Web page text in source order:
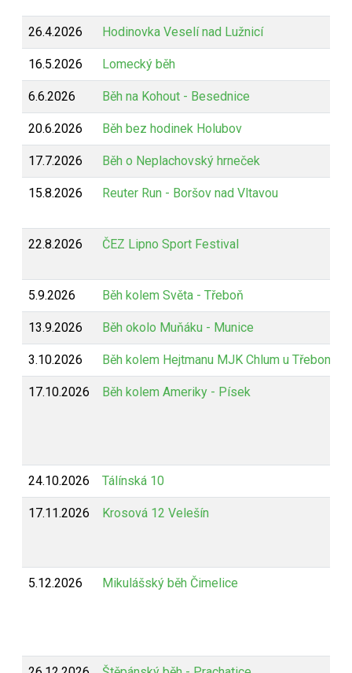
26.4.2026 Hodinovka Veselí nad Lužnicí
16.5.2026 Lomecký běh
6.6.2026 Běh na Kohout - Besednice
20.6.2026 Běh bez hodinek Holubov
17.7.2026 Běh o Neplachovský hrneček
15.8.2026 Reuter Run - Boršov nad Vltavou
22.8.2026 ČEZ Lipno Sport Festival
5.9.2026 Běh kolem Světa - Třeboň
13.9.2026 Běh okolo Muňáku - Munice
3.10.2026 Běh kolem Hejtmanu MJK Chlum u Třeboně
17.10.2026 Běh kolem Ameriky - Písek
24.10.2026 Tálínská 10
17.11.2026 Krosová 12 Velešín
5.12.2026 Mikulášský běh Čimelice